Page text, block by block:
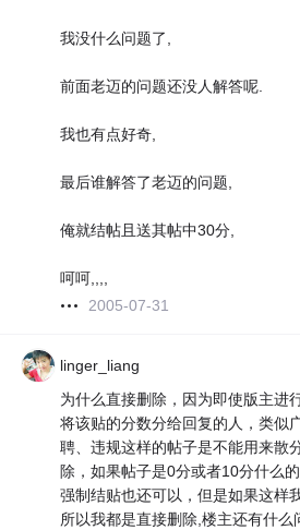
我没什么问题了,
前面老迈的问题还没人解答呢.
我也有点好奇,
最后谁解答了老迈的问题,
俺就结帖且送其帖中30分,
呵呵,,,,
2005-07-31
linger_liang
为什么直接删除，因为即使版主进
将该贴的分数分给回复的人，类似
聘、违规这样的帖子是不能用来散
除，如果帖子是0分或者10分什么
强制结贴也还可以，但是如果这样
所以我都是直接删除,楼主还有什么